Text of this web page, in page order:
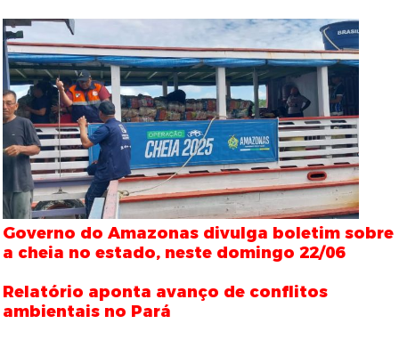
Governo do Amazonas divulga boletim sobre
a cheia no estado, neste domingo 22/06
Relatório aponta avanço de conflitos
ambientais no Pará